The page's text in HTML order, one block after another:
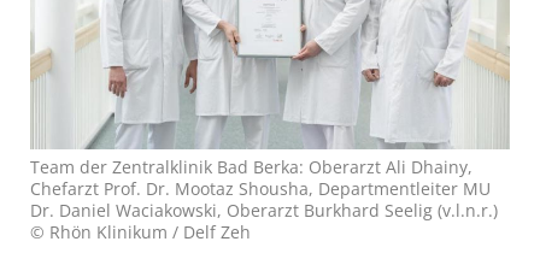
Team der Zentralklinik Bad Berka: Oberarzt Ali Dhainy,
Chefarzt Prof. Dr. Mootaz Shousha, Departmentleiter MU
Dr. Daniel Waciakowski, Oberarzt Burkhard Seelig (v.l.n.r.)
© Rhön Klinikum / Delf Zeh